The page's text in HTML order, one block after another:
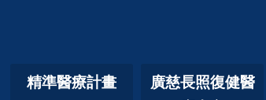
精準醫療計畫
廣慈長照復健醫